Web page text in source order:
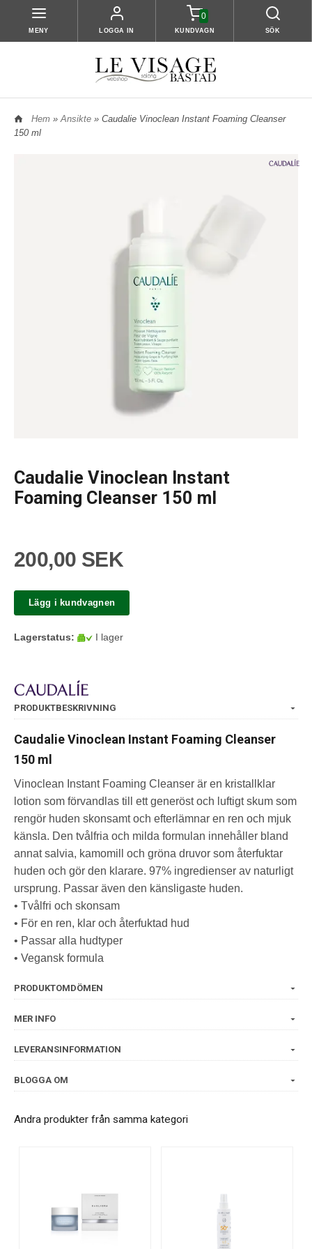
MENY LOGGA IN
0
KUNDVAGN SÖK
Hem » Ansikte » Caudalie Vinoclean Instant Foaming Cleanser
150 ml
Caudalie Vinoclean Instant
Foaming Cleanser 150 ml
200,00 SEK
Lägg i kundvagnen
Lagerstatus: I lager
PRODUKTBESKRIVNING
Caudalie Vinoclean Instant Foaming Cleanser
150 ml
Vinoclean Instant Foaming Cleanser är en kristallklar
lotion som förvandlas till ett generöst och luftigt skum som
rengör huden skonsamt och efterlämnar en ren och mjuk
känsla. Den tvålfria och milda formulan innehåller bland
annat salvia, kamomill och gröna druvor som återfuktar
huden och gör den klarare. 97% ingredienser av naturligt
ursprung. Passar även den känsligaste huden.
• Tvålfri och skonsam
• För en ren, klar och återfuktad hud
• Passar alla hudtyper
• Vegansk formula
PRODUKTOMDÖMEN
MER INFO
LEVERANSINFORMATION
BLOGGA OM
Andra produkter från samma kategori